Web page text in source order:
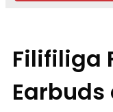
Filifiliga